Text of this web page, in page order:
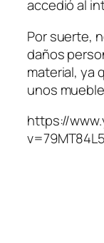
accedió al
Por suerte,
daños
material, ya
unos
https://